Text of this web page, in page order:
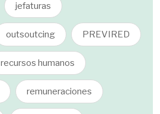
jefaturas
outsoutcing PREVIRED
recursos humanos
remuneraciones